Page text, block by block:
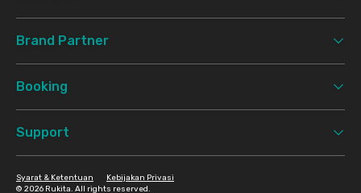
Brand Partner
Booking
Support
© 2026 Rukita. All rights reserved.
Syarat & Ketentuan Kebijakan Privasi